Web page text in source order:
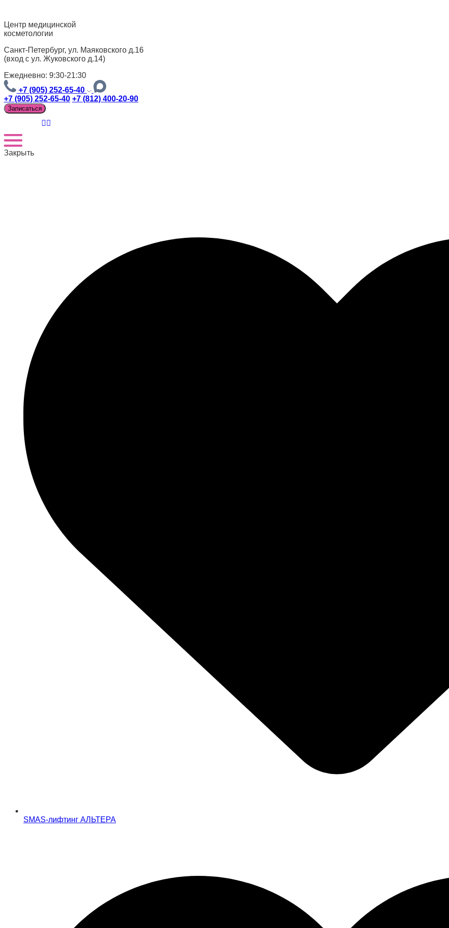
Центр медицинской
косметологии
Санкт-Петербург, ул. Маяковского д.16
(вход с ул. Жуковского д.14)
Ежедневно: 9:30-21:30
+7 (905) 252-65-40
+7 (905) 252-65-40 +7 (812) 400-20-90
Записаться
Закрыть
SMAS-лифтинг АЛЬТЕРА